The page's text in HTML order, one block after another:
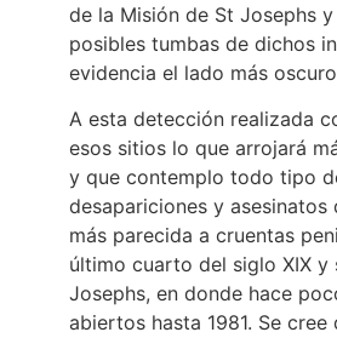
de la Misión de St Josephs
posibles tumbas de dichos
evidencia el lado más
A esta detección realizada
esos sitios lo que arrojará
y que contemplo todo tipo
desapariciones y
más parecida a cruentas
último cuarto del siglo XIX y
Josephs, en donde hace
abiertos hasta 1981. Se